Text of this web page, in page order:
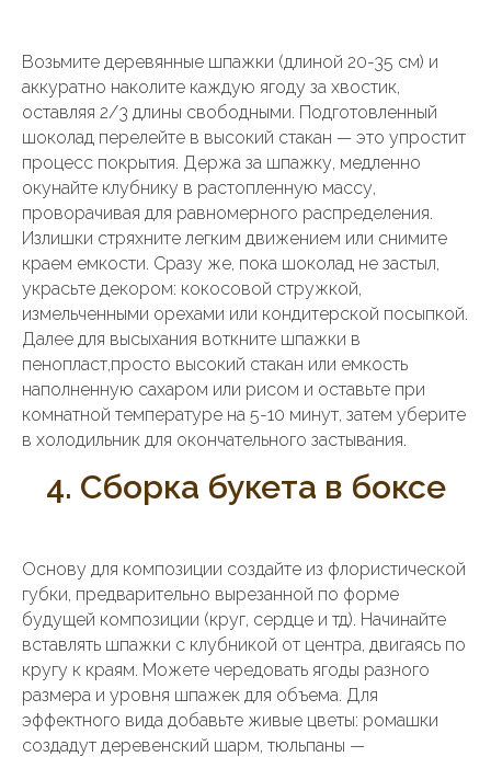
Возьмите деревянные шпажки (длиной 20-35 см) и
аккуратно наколите каждую ягоду за хвостик,
оставляя 2/3 длины свободными. Подготовленный
шоколад перелейте в высокий стакан — это упростит
процесс покрытия. Держа за шпажку, медленно
окунайте клубнику в растопленную массу,
проворачивая для равномерного распределения.
Излишки стряхните легким движением или снимите
краем емкости. Сразу же, пока шоколад не застыл,
украсьте декором: кокосовой стружкой,
измельченными орехами или кондитерской посыпкой.
Далее для высыхания воткните шпажки в
пенопласт,просто высокий стакан или емкость
наполненную сахаром или рисом и оставьте при
комнатной температуре на 5-10 минут, затем уберите
в холодильник для окончательного застывания.
4. Сборка букета в боксе
Основу для композиции создайте из флористической
губки, предварительно вырезанной по форме
будущей композиции (круг, сердце и тд). Начинайте
вставлять шпажки с клубникой от центра, двигаясь по
кругу к краям. Можете чередовать ягоды разного
размера и уровня шпажек для объема. Для
эффектного вида добавьте живые цветы: ромашки
создадут деревенский шарм, тюльпаны —